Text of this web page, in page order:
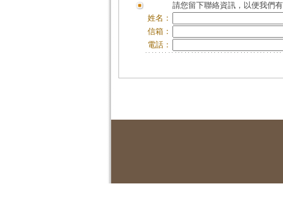
請您留下聯絡資訊，以便我們
姓名：
信箱：
電話：